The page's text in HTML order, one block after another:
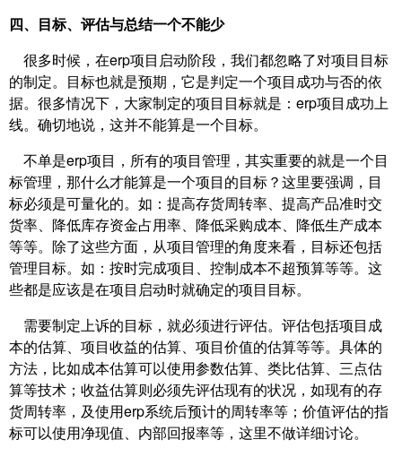
四、目标、评估与总结一个不能少
很多时候，在erp项目启动阶段，我们都忽略了对项目目标
的制定。目标也就是预期，它是判定一个项目成功与否的依
据。很多情况下，大家制定的项目目标就是：erp项目成功上
线。确切地说，这并不能算是一个目标。
不单是erp项目，所有的项目管理，其实重要的就是一个目
标管理，那什么才能算是一个项目的目标？这里要强调，目
标必须是可量化的。如：提高存货周转率、提高产品准时交
货率、降低库存资金占用率、降低采购成本、降低生产成本
等等。除了这些方面，从项目管理的角度来看，目标还包括
管理目标。如：按时完成项目、控制成本不超预算等等。这
些都是应该是在项目启动时就确定的项目目标。
需要制定上诉的目标，就必须进行评估。评估包括项目成
本的估算、项目收益的估算、项目价值的估算等等。具体的
方法，比如成本估算可以使用参数估算、类比估算、三点估
算等技术；收益估算则必须先评估现有的状况，如现有的存
货周转率，及使用erp系统后预计的周转率等；价值评估的指
标可以使用净现值、内部回报率等，这里不做详细讨论。